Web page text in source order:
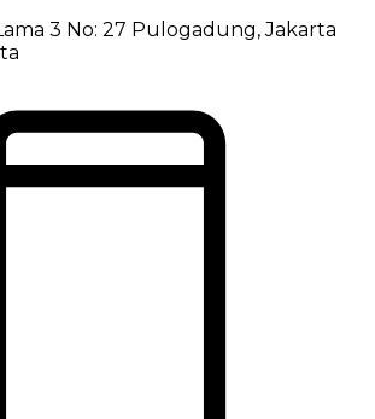
3 No: 27 Pulogadung, Jakarta